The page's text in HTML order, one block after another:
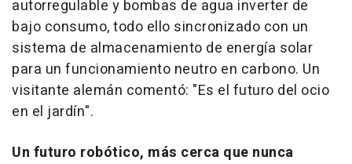
autorregulable y bombas de agua inverter de
bajo consumo, todo ello sincronizado con un
sistema de almacenamiento de energía solar
para un funcionamiento neutro en carbono. Un
visitante alemán comentó: "Es el futuro del ocio
en el jardín".
Un futuro robótico, más cerca que nunca